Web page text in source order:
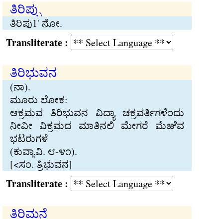
ತಿರಿಪ್ಪು
ತಿರಿಪು1' ನೋ.
:
ತಿರಿಭುವನ
(ನಾ).
ಮೂರು ಲೋಕ:
ಆಕ್ರಮವ ತಿರಿಭುವನ ವಿದ್ಯಾ ಚಕ್ರವರ್ತಿಗಳೆಂದು
ನೀವೀ ವಿಕ್ರಮದ ಮಾತಿನಲಿ ಮೇಗರೆ ಮೆಱೆವ
ಭಟರುಗಳೆ
(ಕುವ್ಯಾವಿ. ೮-೪೧).
[<ಸಂ. ತ್ರಿಭುವನ]
:
ತಿರಿಮನೆ